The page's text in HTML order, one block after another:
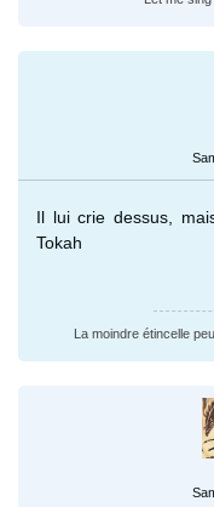
Il lui crie dessus,
Tokah
La moindre étincelle